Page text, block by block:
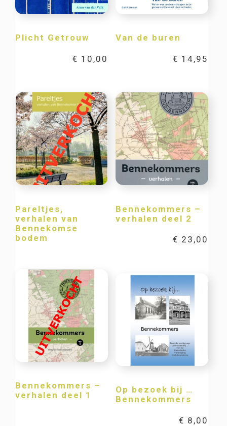
Plicht Getrouw
€ 10,00
Van de buren
€ 14,95
Pareltjes,
verhalen van
Bennekomse
bodem
Bennekommers –
verhalen deel 2
€ 23,00
Bennekommers –
verhalen deel 1
Op bezoek bij …
Bennekommers
€ 8,00